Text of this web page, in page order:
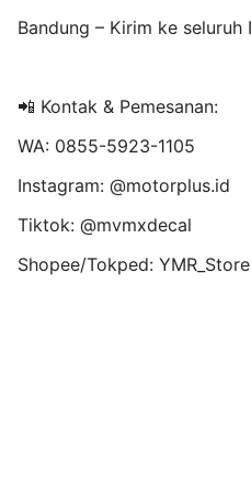
Bandung – Kirim ke seluruh
📲 Kontak & Pemesanan:
WA: 0855-5923-1105
Instagram: @motorplus.id
Tiktok: @mvmxdecal
Shopee/Tokped: YMR_Store